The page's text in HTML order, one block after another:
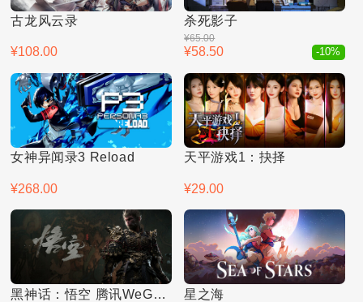
古龙风云录
¥108.00
杀死影子
¥65.00
¥58.50 -10%
女神异闻录3 Reload
¥268.00
天平游戏1：抉择
¥29.00
黑神话：悟空 腾讯WeGame版 星之海